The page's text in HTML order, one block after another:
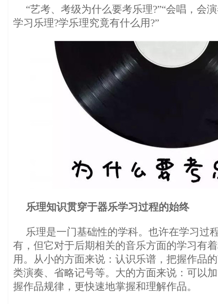
“艺考、考级为什么要考乐理?”“会唱，会
学习乐理?学乐理究竟有什么用?”
乐理知识贯穿于器乐学习过程的始终
乐理是一门基础性的学科。也许在学习过
有，但它对于后期相关的音乐方面的学习有
用。从小的方面来说：认识乐谱，把握作品
类演奏、省略记号等。大的方面来说：可以
握作品规律，更快速地掌握和理解作品。